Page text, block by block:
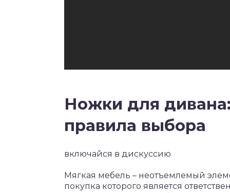
Ножки для
правила выбора
включайся в дискуссию
Мягкая мебель – неотъемлемый
покупка которого является